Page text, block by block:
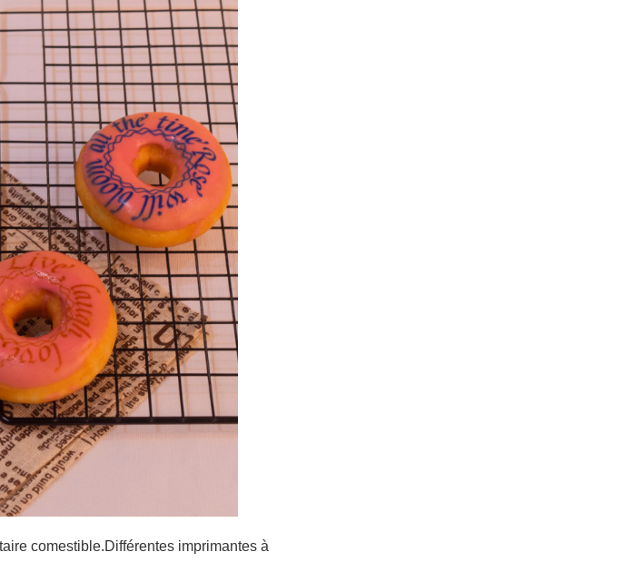
comestible.Différentes imprimantes à